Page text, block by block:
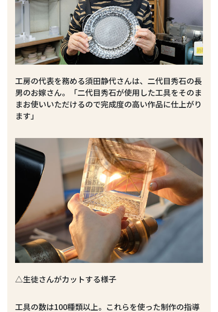
工房の代表を務める須田静代さんは、二代目秀石の長
男のお嫁さん。「二代目秀石が使用した工具をそのま
まお使いいただけるので完成度の高い作品に仕上がり
ます」
△生徒さんがカットする様子
工具の数は100種類以上。これらを使った制作の指導